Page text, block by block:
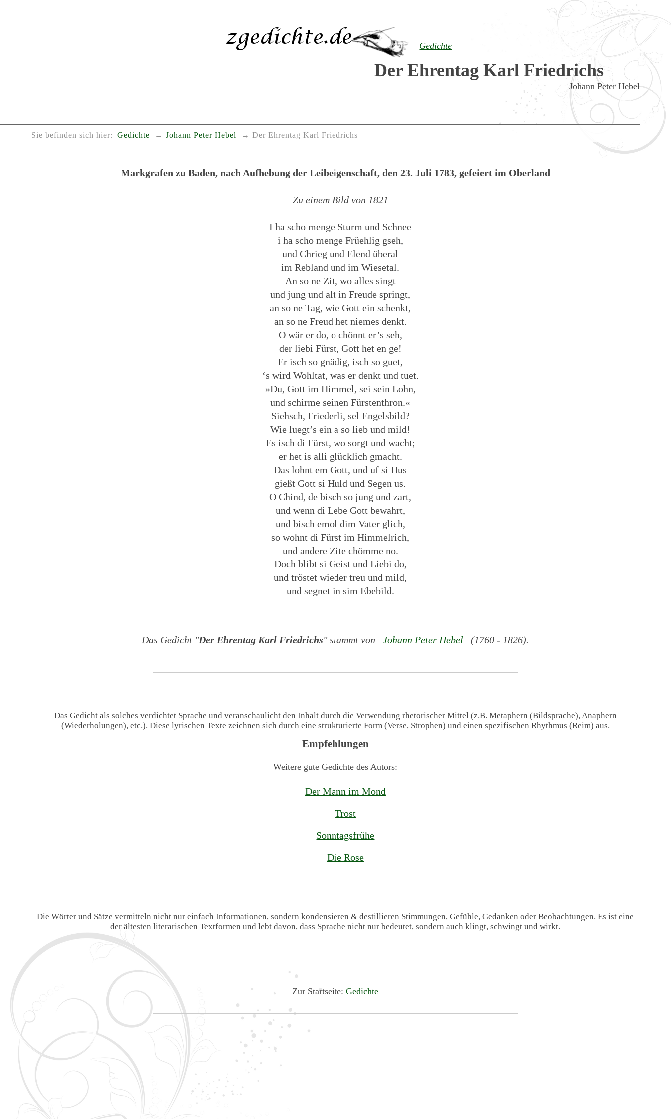
Gedichte
Der Ehrentag Karl Friedrichs
Johann Peter Hebel
Sie befinden sich hier: Gedichte Johann Peter Hebel Der Ehrentag Karl Friedrichs
Markgrafen zu Baden, nach Aufhebung der Leibeigenschaft, den 23. Juli 1783, gefeiert im Oberland
Zu einem Bild von 1821
I ha scho menge Sturm und Schnee
i ha scho menge Früehlig gseh,
und Chrieg und Elend überal
im Rebland und im Wiesetal.
An so ne Zit, wo alles singt
und jung und alt in Freude springt,
an so ne Tag, wie Gott ein schenkt,
an so ne Freud het niemes denkt.
O wär er do, o chönnt er’s seh,
der liebi Fürst, Gott het en ge!
Er isch so gnädig, isch so guet,
‘s wird Wohltat, was er denkt und tuet.
»Du, Gott im Himmel, sei sein Lohn,
und schirme seinen Fürstenthron.«
Siehsch, Friederli, sel Engelsbild?
Wie luegt’s ein a so lieb und mild!
Es isch di Fürst, wo sorgt und wacht;
er het is alli glücklich gmacht.
Das lohnt em Gott, und uf si Hus
gießt Gott si Huld und Segen us.
O Chind, de bisch so jung und zart,
und wenn di Lebe Gott bewahrt,
und bisch emol dim Vater glich,
so wohnt di Fürst im Himmelrich,
und andere Zite chömme no.
Doch blibt si Geist und Liebi do,
und tröstet wieder treu und mild,
und segnet in sim Ebebild.
Das Gedicht "Der Ehrentag Karl Friedrichs" stammt von Johann Peter Hebel (1760 - 1826).
Das Gedicht als solches verdichtet Sprache und veranschaulicht den Inhalt durch die Verwendung rhetorischer Mittel (z.B. Metaphern (Bildsprache), Anaphern
(Wiederholungen), etc.). Diese lyrischen Texte zeichnen sich durch eine strukturierte Form (Verse, Strophen) und einen spezifischen Rhythmus (Reim) aus.
Empfehlungen
Weitere gute Gedichte des Autors:
Der Mann im Mond
Trost
Sonntagsfrühe
Die Rose
Die Wörter und Sätze vermitteln nicht nur einfach Informationen, sondern kondensieren & destillieren Stimmungen, Gefühle, Gedanken oder Beobachtungen. Es ist eine
der ältesten literarischen Textformen und lebt davon, dass Sprache nicht nur bedeutet, sondern auch klingt, schwingt und wirkt.
Zur Startseite:Gedichte